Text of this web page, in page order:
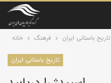
خانه فرهنگ تاریخ باستانی ایران
تاریخ باستانی ایران